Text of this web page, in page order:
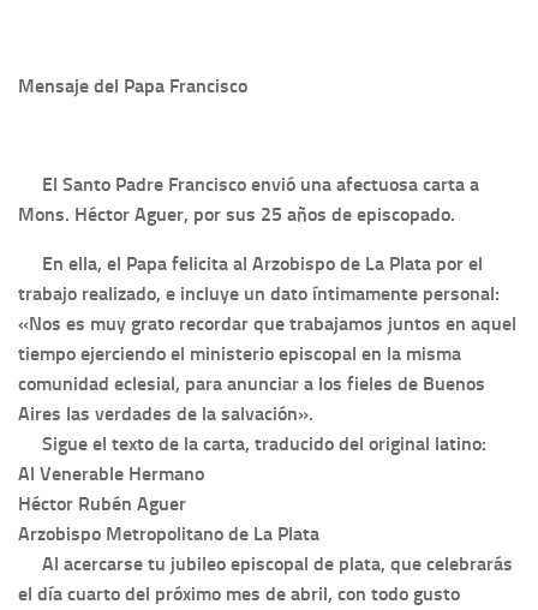
Mensaje del Papa Francisco
El Santo Padre Francisco envió una afectuosa carta a
Mons. Héctor Aguer, por sus 25 años de episcopado.
En ella, el Papa felicita al Arzobispo de La Plata por el
trabajo realizado, e incluye un dato íntimamente personal:
«Nos es muy grato recordar que trabajamos juntos en aquel
tiempo ejerciendo el ministerio episcopal en la misma
comunidad eclesial, para anunciar a los fieles de Buenos
Aires las verdades de la salvación».
Sigue el texto de la carta, traducido del original latino:
Al Venerable Hermano
Héctor Rubén Aguer
Arzobispo Metropolitano de La Plata
Al acercarse tu jubileo episcopal de plata, que celebrarás
el día cuarto del próximo mes de abril, con todo gusto